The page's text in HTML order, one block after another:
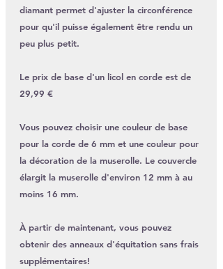
diamant permet d'ajuster la circonférence
pour qu'il puisse également être rendu un
peu plus petit.
Le prix de base d'un licol en corde est de
29,99 €
Vous pouvez choisir une couleur de base
pour la corde de 6 mm et une couleur pour
la décoration de la muserolle. Le couvercle
élargit la muserolle d'environ 12 mm à au
moins 16 mm.
À partir de maintenant, vous pouvez
obtenir des anneaux d'équitation sans frais
supplémentaires!